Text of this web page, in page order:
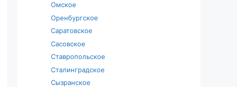
Омское
Оренбургское
Саратовское
Сасовское
Ставропольское
Сталинградское
Сызранское